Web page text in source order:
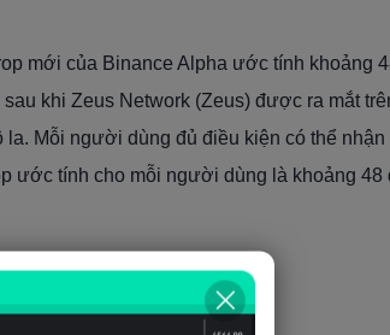
mới của Binance Alpha ước tính khoảng
khi Zeus Network (Zeus) được ra mắt
la. Mỗi người dùng đủ điều kiện có thể
ước tính cho mỗi người dùng là khoảng 48